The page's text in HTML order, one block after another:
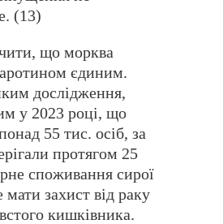
(13)
що морква
єдиним.
дослідження,
у 2023 році, що
55 тис. осіб, за
протягом 25
споживання сирої
захист від раку
кишківника.